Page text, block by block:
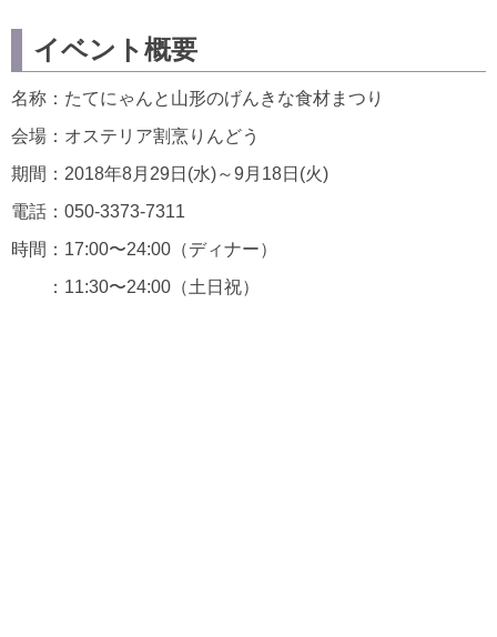
イベント概要
名称：たてにゃんと山形のげんきな食材まつり
会場：オステリア割烹りんどう
期間：2018年8月29日(水)～9月18日(火)
電話：050-3373-7311
時間：17:00〜24:00（ディナー）
：11:30〜24:00（土日祝）